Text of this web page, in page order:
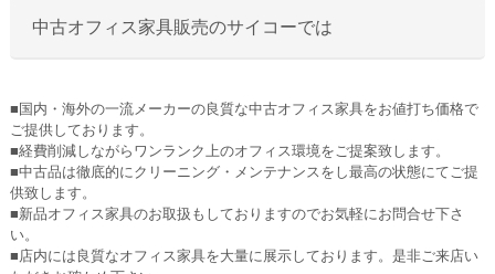
中古オフィス家具販売のサイコーでは
■国内・海外の一流メーカーの良質な中古オフィス家具をお値打ち価格で
ご提供しております。
■経費削減しながらワンランク上のオフィス環境をご提案致します。
■中古品は徹底的にクリーニング・メンテナンスをし最高の状態にてご提
供致します。
■新品オフィス家具のお取扱もしておりますのでお気軽にお問合せ下さ
い。
■店内には良質なオフィス家具を大量に展示しております。是非ご来店い